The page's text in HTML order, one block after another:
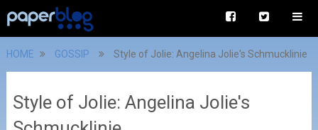
HOME GOSSIP Style of Jolie: Angelina Jolie's Schmucklinie
Style of Jolie: Angelina Jolie's